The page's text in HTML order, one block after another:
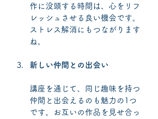
作に没頭する時間は、心をリフ
レッシュさせる良い機会です。
ストレス解消にもつながります
ね。
新しい仲間との出会い
講座を通じて、同じ趣味を持つ
仲間と出会えるのも魅力の1つ
です。お互いの作品を見せ合っ